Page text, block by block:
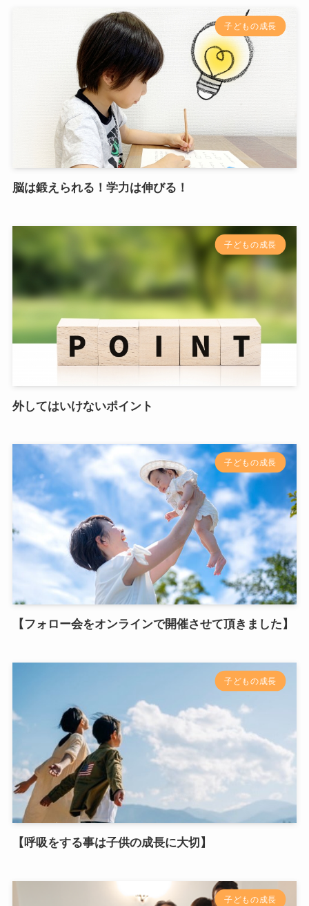
子どもの成長
脳は鍛えられる！学力は伸びる！
子どもの成長
外してはいけないポイント
子どもの成長
【フォロー会をオンラインで開催させて頂きました】
子どもの成長
【呼吸をする事は子供の成長に大切】
子どもの成長